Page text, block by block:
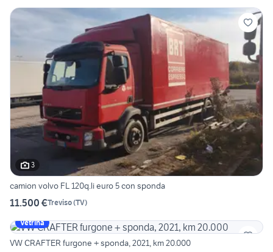
3
camion volvo FL 120q.li euro 5 con sponda
11.500 €Treviso(TV)
Vetrina
VW CRAFTER furgone + sponda, 2021, km 20.000